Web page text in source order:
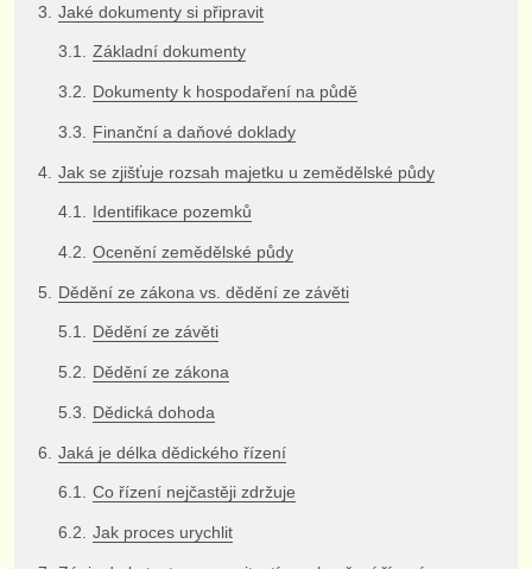
Jaké dokumenty si připravit
Základní dokumenty
Dokumenty k hospodaření na půdě
Finanční a daňové doklady
Jak se zjišťuje rozsah majetku u zemědělské půdy
Identifikace pozemků
Ocenění zemědělské půdy
Dědění ze zákona vs. dědění ze závěti
Dědění ze závěti
Dědění ze zákona
Dědická dohoda
Jaká je délka dědického řízení
Co řízení nejčastěji zdržuje
Jak proces urychlit